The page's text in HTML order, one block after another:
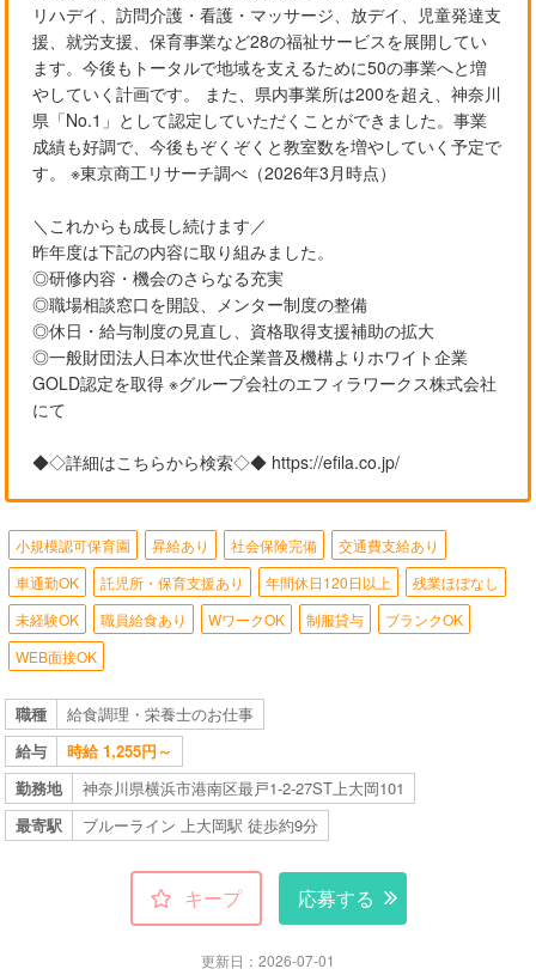
リハデイ、訪問介護・看護・マッサージ、放デイ、児童発達支
援、就労支援、保育事業など28の福祉サービスを展開してい
ます。今後もトータルで地域を支えるために50の事業へと増
やしていく計画です。 また、県内事業所は200を超え、神奈川
県「No.1」として認定していただくことができました。事業
成績も好調で、今後もぞくぞくと教室数を増やしていく予定で
す。 ※東京商工リサーチ調べ（2026年3月時点）
＼これからも成長し続けます／
昨年度は下記の内容に取り組みました。
◎研修内容・機会のさらなる充実
◎職場相談窓口を開設、メンター制度の整備
◎休日・給与制度の見直し、資格取得支援補助の拡大
◎一般財団法人日本次世代企業普及機構よりホワイト企業
GOLD認定を取得 ※グループ会社のエフィラワークス株式会社
にて
◆◇詳細はこちらから検索◇◆ https://efila.co.jp/
小規模認可保育園 昇給あり 社会保険完備
交通費支給あり
車通勤OK
託児所・保育支援あり 年間休日120日以上
残業ほぼなし
未経験OK
職員給食あり WワークOK 制服貸与
ブランクOK
WEB面接OK
職種
給食調理・栄養士のお仕事
給与
時給 1,255円～
勤務地
神奈川県横浜市港南区最戸1-2-27ST上大岡101
最寄駅
ブルーライン 上大岡駅 徒歩約9分
キープ 応募する
更新日：2026-07-01